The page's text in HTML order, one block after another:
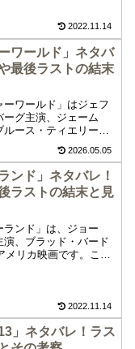
見所について紹介しま
の超低温大気が地球を
サイレント・ワールド
しみください。
2022.11.14
ワールド」ネタバ
最後ラストの結末
ーワールド」はジェフ
ーグ主演、ジェーム
ルース・ティエリー・
年の映画です。この映
ワールド」のネタバレ
ラストの結末、見どこ
荒廃した近未来で悪党
織り成すSFアクション
ルド」をお楽しみく
2026.05.05
ンド」ネタバレ！
ラストの結末と見
ランド」は、ジョー
演、ブラッド・バード
メリカ映画です。この
ぐる物語をお楽しみく
2022.11.14
」ネタバレ！ラス